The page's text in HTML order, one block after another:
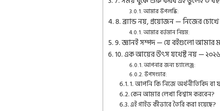
আমার উপলব্ধি:
8. ব্র্যান্ড নয়, প্রয়োজন — নিজের
আমার বর্তমান নিয়ম:
9. জ্ঞানই সম্পদ — যে বইগুলো আমার
10. এক আয়ের উৎস যথেষ্ট নয় —
আপনার জন্য চ্যালেঞ্জ:
উপসংহার:
1. আপনি কি নিজে অর্থনীতিবিদ বা
কেন আমার লেখা বিশ্বাস করবেন?
এই গাইড কীভাবে তৈরি করা হয়েছে?